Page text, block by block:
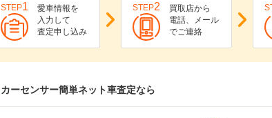
STEP1
愛車情報を
入力して
査定申し込み
STEP2
買取店から
電話、メール
でご連絡
カーセンサー簡単ネット車査定なら